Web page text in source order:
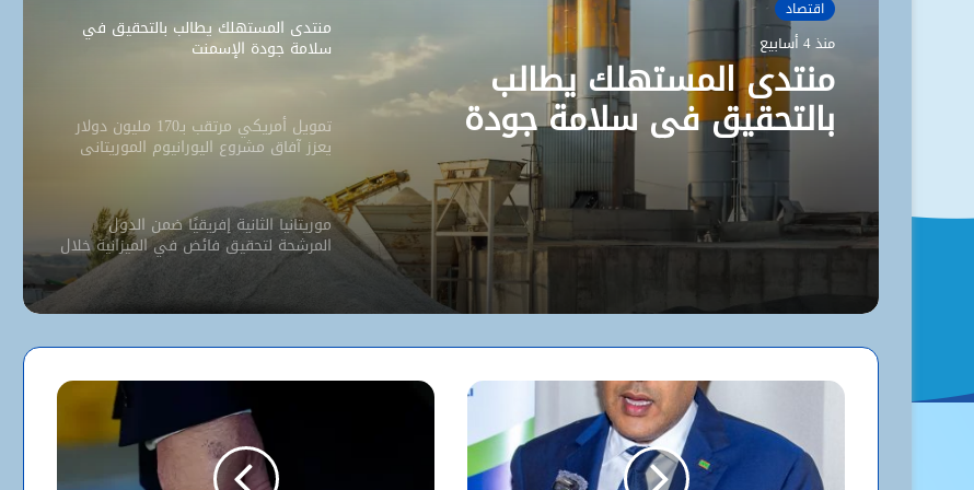
اقتصاد
منذ 4 أسابيع
منتدى المستهلك يطالب
بالتحقيق في سلامة جودة
الإسمنت
منتدى المستهلك يطالب بالتحقيق في
سلامة جودة الإسمنت
تمويل أمريكي مرتقب بـ170 مليون دولار
يعزز آفاق مشروع اليورانيوم الموريتاني
موريتانيا الثانية إفريقيًا ضمن الدول
المرشحة لتحقيق فائض في الميزانية خلال
انطلاق الجولة الرابعة من مفاوضات
اتفاقية الصيد بين موريتانيا والاتحاد
البنك المركزي يرفع سعر الفائدة الأساسي